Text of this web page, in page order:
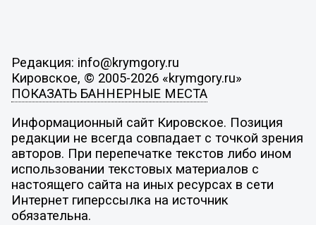
Редакция: info@krymgory.ru
Кировское, © 2005-2026 «krymgory.ru»
ПОКАЗАТЬ БАННЕРНЫЕ МЕСТА
Информационный сайт Кировское. Позиция
редакции не всегда совпадает с точкой зрения
авторов. При перепечатке текстов либо ином
использовании текстовых материалов с
настоящего сайта на иных ресурсах в сети
Интернет гиперссылка на источник
обязательна.